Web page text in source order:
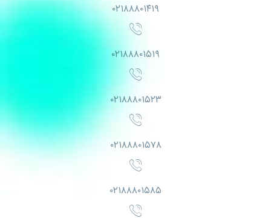
۰۲۱۸۸۸۰۱۴۱۹
۰۲۱۸۸۸۰۱۵۱۹
۰۲۱۸۸۸۰۱۵۲۳
۰۲۱۸۸۸۰۱۵۷۸
۰۲۱۸۸۸۰۱۵۸۵